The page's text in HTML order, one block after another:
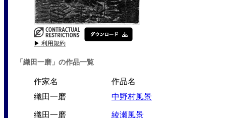
▶ 利用規約
「織田一磨」の作品一覧
作家名
作品名
織田一磨
中野村風景
織田一磨 綾瀬風景